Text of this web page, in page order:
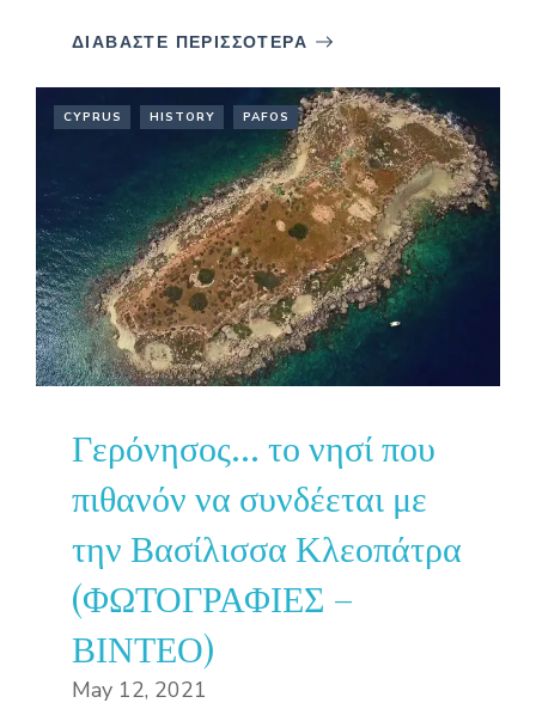
ΔΙΑΒΑΣΤΕ ΠΕΡΙΣΣΟΤΕΡΑ
CYPRUS HISTORY PAFOS
Γερόνησος… το νησί που
πιθανόν να συνδέεται με
την Βασίλισσα Κλεοπάτρα
(ΦΩΤΟΓΡΑΦΙΕΣ –
ΒΙΝΤΕΟ)
May 12, 2021